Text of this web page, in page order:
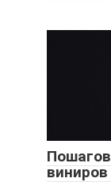
виниров